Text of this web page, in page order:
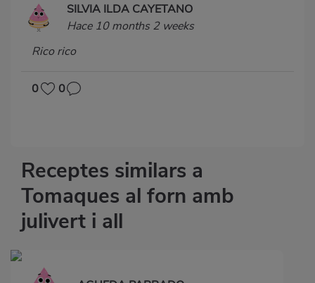
SILVIA ILDA CAYETANO
Hace 10 months 2 weeks
Rico rico
0 0
Receptes similars a
Tomaques al forn amb
julivert i all